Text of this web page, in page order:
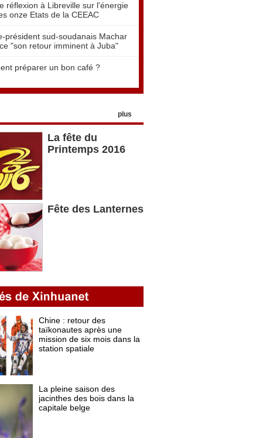
réflexion à Libreville sur l'énergie
onze Etats de la CEEAC
président sud-soudanais Machar
"son retour imminent à Juba"
préparer un bon café ?
plus
La fête du
Printemps 2016
Fête des Lanternes